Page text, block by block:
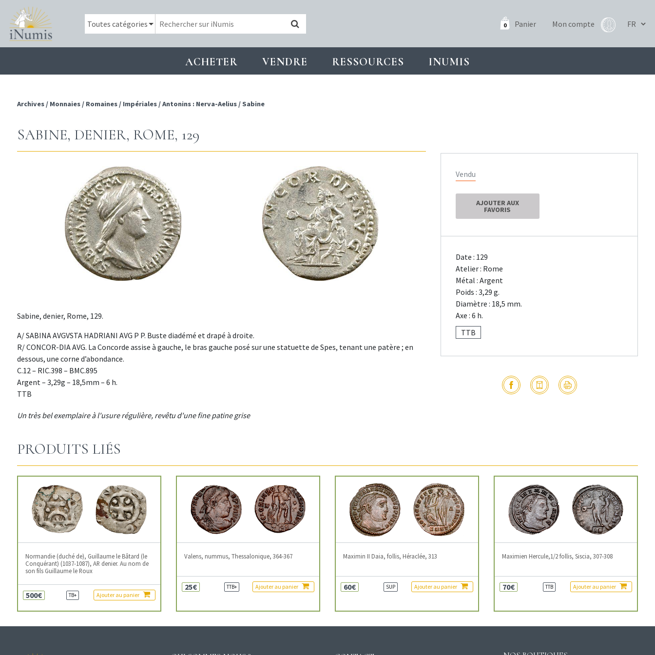
0 Panier Mon compte
ACHETER VENDRE RESSOURCES INUMIS
Archives / Monnaies / Romaines / Impériales /Antonins : Nerva-Aelius / Sabine
SABINE, DENIER, ROME, 129
Sabine, denier, Rome, 129.
A/ SABINA AVGVSTA HADRIANI AVG P P. Buste diadémé et drapé à droite.
R/ CONCOR-DIA AVG. La Concorde assise à gauche, le bras gauche posé sur une statuette de Spes, tenant une patère ; en
dessous, une corne d’abondance.
C.12 – RIC.398 – BMC.895
Argent – 3,29g – 18,5mm – 6 h.
TTB
Un très bel exemplaire à l'usure régulière, revêtu d'une fine patine grise
Vendu
AJOUTER AUX
FAVORIS
Date : 129
Atelier : Rome
Métal : Argent
Poids : 3,29 g.
Diamètre : 18,5 mm.
Axe : 6 h.
TTB
PRODUITS LIÉS
Normandie (duché de), Guillaume le Bâtard (le
Conquérant) (1037-1087), AR denier. Au nom de
son fils Guillaume le Roux
500€ TB+ Ajouter au panier
Valens, nummus, Thessalonique, 364-367
25€ TTB+ Ajouter au panier
Maximin II Daia, follis, Héraclée, 313
60€ SUP Ajouter au panier
Maximien Hercule,1/2 follis, Siscia, 307-308
70€ TTB Ajouter au panier